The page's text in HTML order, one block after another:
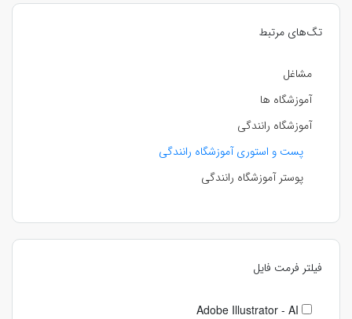
تگ‌های مرتبط
مشاغل
آموزشگاه ها
آموزشگاه رانندگی
پست و استوری آموزشگاه رانندگی
پوستر آموزشگاه رانندگی
فیلتر فرمت فایل
Adobe Illustrator - AI